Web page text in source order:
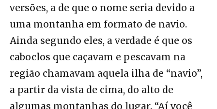
versões, a de que o nome seria devido a
uma montanha em formato de navio.
Ainda segundo eles, a verdade é que os
caboclos que caçavam e pescavam na
região chamavam aquela ilha de “navio”,
a partir da vista de cima, do alto de
algumas montanhas do lugar. “Aí você